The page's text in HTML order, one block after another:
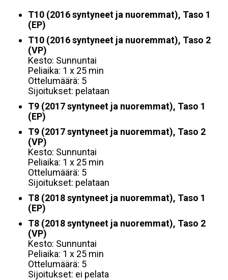
T10 (2016 syntyneet ja nuoremmat), Taso 1
(EP)
T10 (2016 syntyneet ja nuoremmat), Taso 2
(VP)
Kesto: Sunnuntai
Peliaika: 1 x 25 min
Ottelumäärä: 5
Sijoitukset: pelataan
T9 (2017 syntyneet ja nuoremmat), Taso 1
(EP)
T9 (2017 syntyneet ja nuoremmat), Taso 2
(VP)
Kesto: Sunnuntai
Peliaika: 1 x 25 min
Ottelumäärä: 5
Sijoitukset: pelataan
T8 (2018 syntyneet ja nuoremmat), Taso 1
(EP)
T8 (2018 syntyneet ja nuoremmat), Taso 2
(VP)
Kesto: Sunnuntai
Peliaika: 1 x 25 min
Ottelumäärä: 5
Sijoitukset: ei pelata